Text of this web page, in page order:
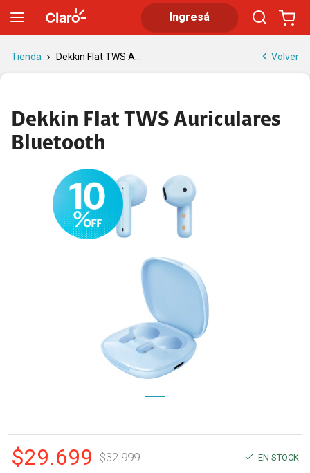
Ingresá
Tienda Dekkin Flat TWS A... Volver
Dekkin Flat TWS Auriculares
Bluetooth
$29.699 $32.999 EN STOCK
Dekkin Flat TWS Auriculares Bluetooth | Tienda Claro